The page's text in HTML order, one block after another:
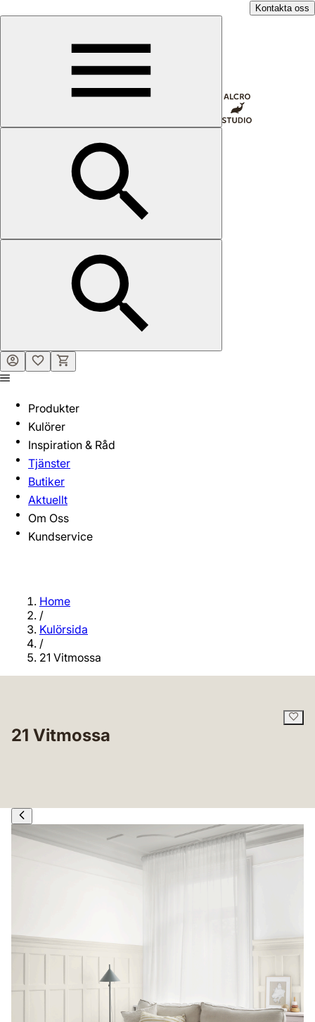
Kontakta oss
Produkter
Kulörer
Inspiration & Råd
Tjänster
Butiker
Aktuellt
Om Oss
Kundservice
Home
/
Kulörsida
/
21 Vitmossa
21 Vitmossa